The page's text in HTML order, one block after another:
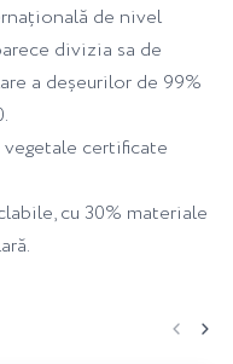
de nivel
divizia sa de
a deșeurilor de 99%
certificate
cu 30% materiale